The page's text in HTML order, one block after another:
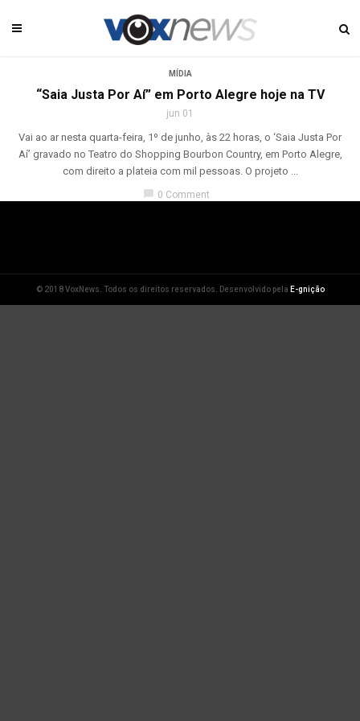
MÍDIA
“Saia Justa Por Aí” em Porto Alegre hoje na TV
jun 01
Vai ao ar nesta quarta-feira, 1º de junho, às 22 horas, o ‘Saia Justa Por
Aí’ gravado no Teatro do Shopping Bourbon Country, em Porto Alegre,
com direito a plateia com mil pessoas. O projeto ...
chat_bubble 0 Comment
© 2018 VoxNews. Todos os direitos reservados. Desenvolvido pela E-gnição